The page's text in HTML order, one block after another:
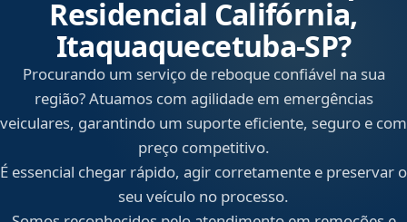
Residencial Califórnia,
Itaquaquecetuba‑SP?
Procurando um serviço de reboque confiável na sua
região? Atuamos com agilidade em emergências
veiculares, garantindo um suporte eficiente, seguro e com
preço competitivo.
É essencial chegar rápido, agir corretamente e preservar o
seu veículo no processo.